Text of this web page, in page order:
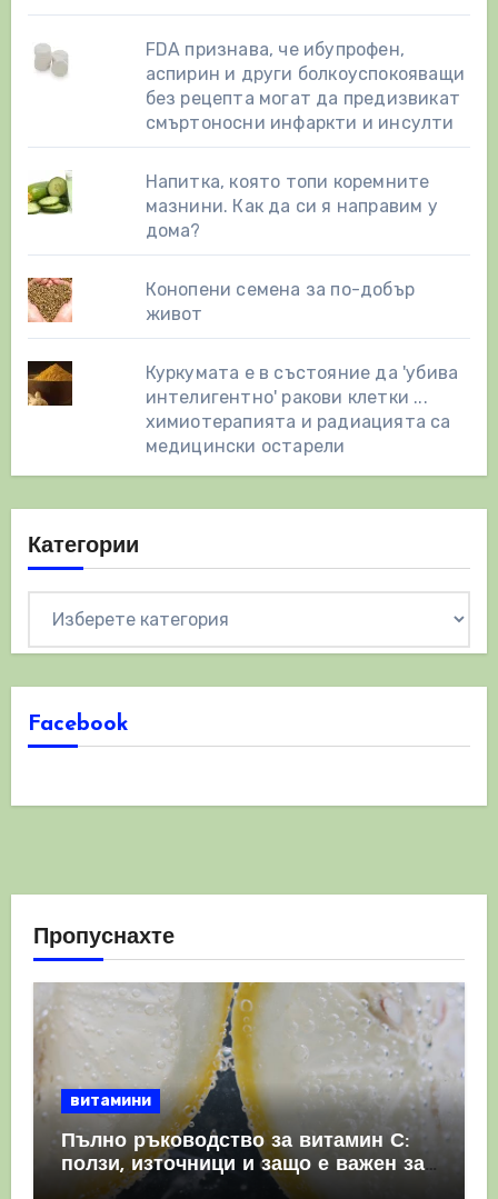
FDA признава, че ибупрофен,
аспирин и други болкоуспокояващи
без рецепта могат да предизвикат
смъртоносни инфаркти и инсулти
Напитка, която топи коремните
мазнини. Как да си я направим у
дома?
Конопени семена за по-добър
живот
Куркумата е в състояние да 'убива
интелигентно' ракови клетки ...
химиотерапията и радиацията са
медицински остарели
Категории
Facebook
Пропуснахте
витамини
Пълно ръководство за витамин С:
ползи, източници и защо е важен за
имунната система